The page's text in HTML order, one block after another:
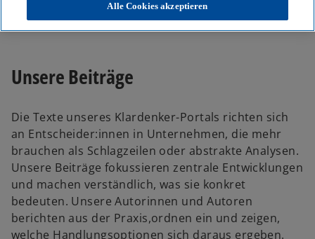
Unser Blog – Insights für Ihre nächsten Entscheidungen
Unsere Beiträge
Die Texte unseres Klardenker-Portals richten sich
an Entscheider:innen in Unternehmen, die mehr
brauchen als Schlagzeilen oder abstrakte Analysen.
Unsere Beiträge fokussieren zentrale Entwicklungen
und machen verständlich, was sie konkret
bedeuten. Unsere Autorinnen und Autoren
berichten aus der Praxis,ordnen ein und zeigen,
welche Handlungsoptionen sich daraus ergeben.
Alle Cookies akzeptieren